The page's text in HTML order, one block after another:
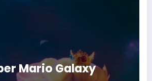
Mario Galaxy